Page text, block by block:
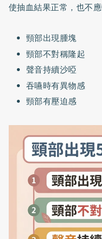
使抽血結果正常，也不應
頸部出現腫塊
頸部不對稱隆起
聲音持續沙啞
吞嚥時有異物感
頸部有壓迫感